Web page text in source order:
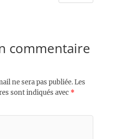
commentaire
ne sera pas publiée.Les
sont indiqués avec *